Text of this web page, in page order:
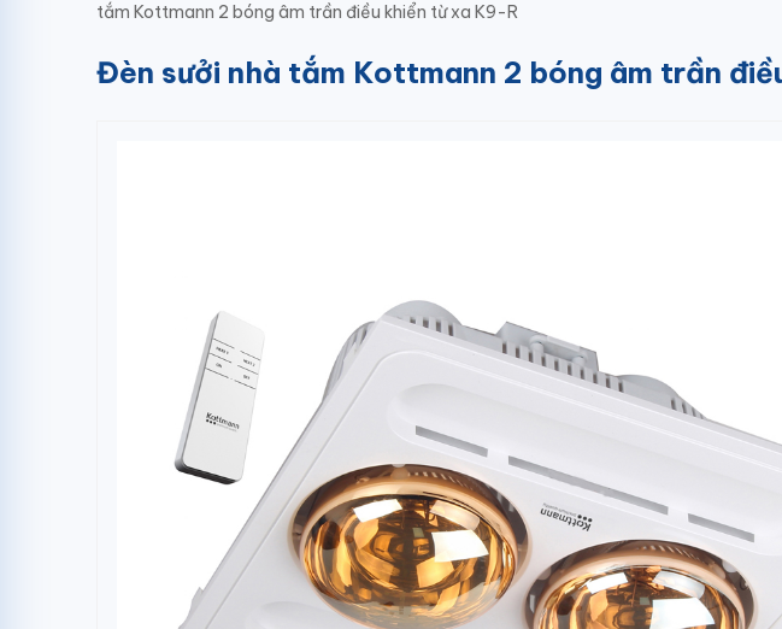
tắm Kottmann 2 bóng âm trần điều khiển từ xa K9-R
Đèn sưởi nhà tắm Kottmann 2 bóng âm trần